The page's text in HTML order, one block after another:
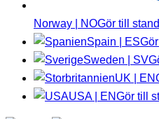
Norway | NOGör till
Spain | ES
Sweden | SV
UK | EN
USA | ENGör till